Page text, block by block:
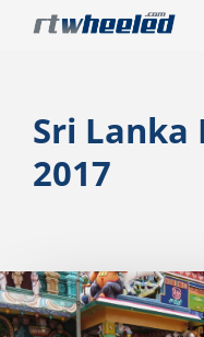
Sri Lanka
2017